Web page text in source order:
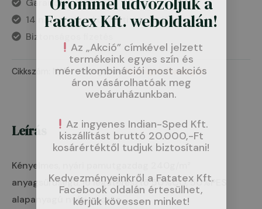
Garanciát vállalunk
14 napig visszaküldheti a terméket
Biztonságos fizetés
Cikkszám: N/A Kategóriák:Nadrágok,Nadrágok
Leírás
Kényelmes, nyári pamutgazdag 240g/m²
anyagsűrűségű, jó légáteresztő 50%CO, 50%PES
alapanyagú nyári nadrág.
Fatatex Kft. weboldalán!
Az „Akció” címkével jelzett
termékeink egyes szín és
méretkombinációi most akciós
áron vásárolhatóak meg
webáruházunkban.
Az ingyenes Indian-Sped Kft.
kiszállítást bruttó 20.000,-Ft
kosárértéktől tudjuk biztosítani!
Kedvezményeinkről a Fatatex Kft.
Facebook oldalán értesülhet,
kérjük kövessen minket!